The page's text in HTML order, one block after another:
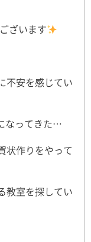
ざいます
不安を感じてい
なってきた…
状作りをやって
教室を探してい